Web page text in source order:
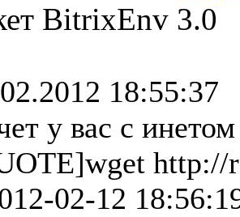
BitrixEnv 3.0
18:55:37
у вас с
http://
02-12